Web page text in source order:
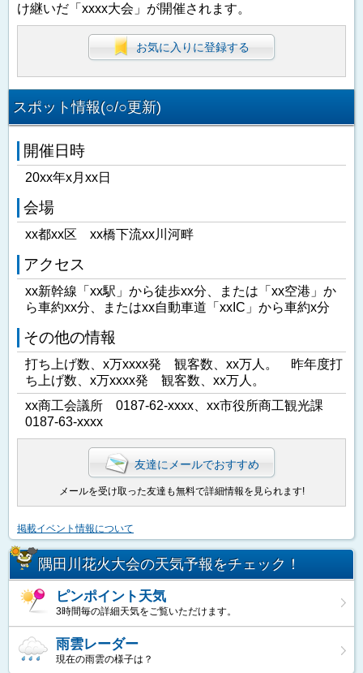
け継いだ「xxxx大会」が開催されます。
お気に入りに登録する
スポット情報(○/○更新)
開催日時
20xx年x月xx日
会場
xx都xx区 xx橋下流xx川河畔
アクセス
xx新幹線「xx駅」から徒歩xx分、または「xx空港」か
ら車約xx分、またはxx自動車道「xxIC」から車約x分
その他の情報
打ち上げ数、x万xxxx発 観客数、xx万人。 昨年度打
ち上げ数、x万xxxx発 観客数、xx万人。
xx商工会議所 0187-62-xxxx、xx市役所商工観光課
0187-63-xxxx
友達にメールでおすすめ
メールを受け取った友達も無料で詳細情報を見られます!
掲載イベント情報について
隅田川花火大会の天気予報をチェック！
ピンポイント天気
3時間毎の詳細天気をご覧いただけます。
雨雲レーダー
現在の雨雲の様子は？